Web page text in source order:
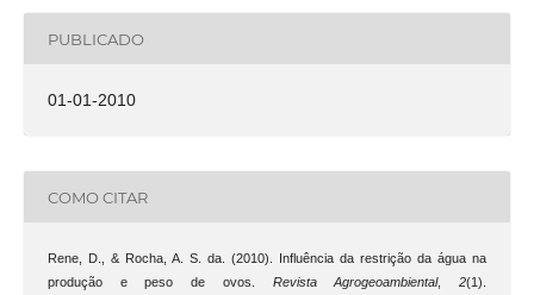
PUBLICADO
01-01-2010
COMO CITAR
Rene, D., & Rocha, A. S. da. (2010). Influência da restrição da água na
produção e peso de ovos. Revista Agrogeoambiental,2(1).